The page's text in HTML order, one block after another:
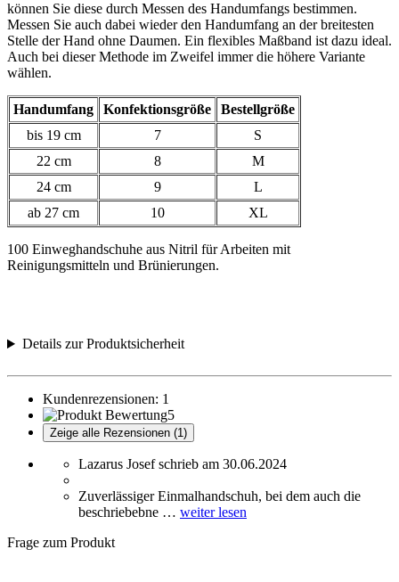
können Sie diese durch Messen des Handumfangs bestimmen.
Messen Sie auch dabei wieder den Handumfang an der breitesten
Stelle der Hand ohne Daumen. Ein flexibles Maßband ist dazu ideal.
Auch bei dieser Methode im Zweifel immer die höhere Variante
wählen.
Handumfang Konfektionsgröße
Bestellgröße
bis 19 cm
7
S
22 cm
8
M
24 cm
9
L
ab 27 cm
10 XL
100 Einweghandschuhe aus Nitril für Arbeiten mit
Reinigungsmitteln und Brünierungen.
Details zur Produktsicherheit
Kundenrezensionen: 1
5
Zeige alle Rezensionen (1)
Lazarus Josef schrieb am 30.06.2024
Zuverlässiger Einmalhandschuh, bei dem auch die
beschriebebne … weiter lesen
Frage zum Produkt